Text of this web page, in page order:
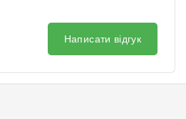
Написати відгук